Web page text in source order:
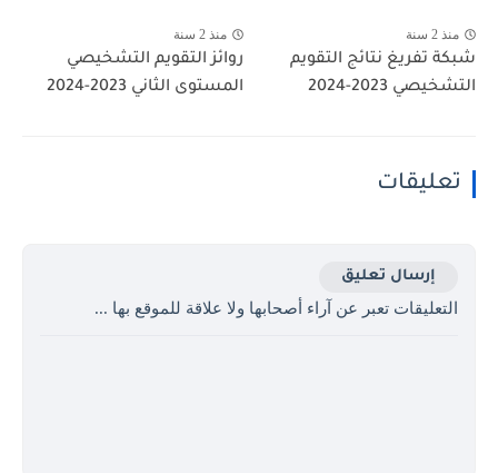
منذ 2 سنة
شبكة تفريغ نتائج التقويم
التشخيصي 2023-2024
منذ 2 سنة
روائز التقويم التشخيصي
المستوى الثاني 2023-2024
تعليقات
إرسال تعليق
التعليقات تعبر عن آراء أصحابها ولا علاقة للموقع بها ...